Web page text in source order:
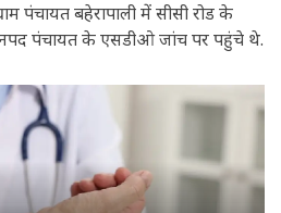
पंचायत बहेरापाली में सीसी रोड के
पंचायत के एसडीओ जांच पर पहुंचे थे.